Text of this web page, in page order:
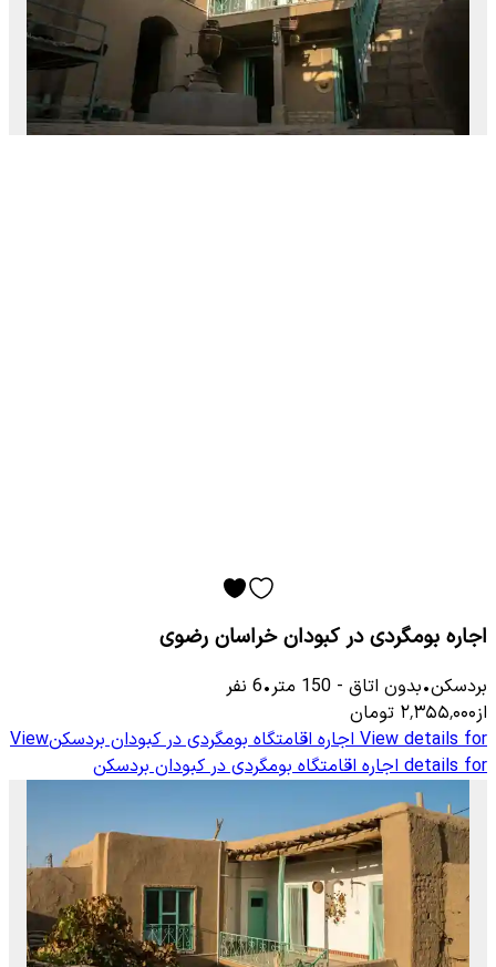
اجاره بومگردی در کبودان خراسان رضوی
بردسکن•بدون اتاق -
150 متر•
6 نفر
از۲٬۳۵۵٬۰۰۰ تومان
View details for اجاره اقامتگاه بومگردی در کبودان بردسکنView
details for اجاره اقامتگاه بومگردی در کبودان بردسکن